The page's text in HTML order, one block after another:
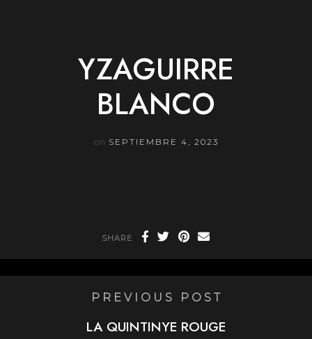
YZAGUIRRE
BLANCO
on SEPTIEMBRE 4, 2023
SHARE
PREVIOUS POST
LA QUINTINYE ROUGE